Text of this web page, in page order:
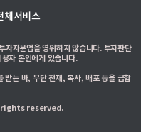
체서비스
자자문업을 영위하지 않습니다. 투자판단
자 본인에게 있습니다.
받는 바, 무단 전재, 복사, 배포 등을 금합
rights reserved.